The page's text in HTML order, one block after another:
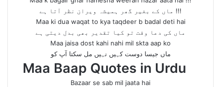
ماں کے بغیر گھر ہمیشہ ویران نظر آتا ہے !!!
Maa ki dua waqat to kya taqdeer b badal deti hai
ماں کی دعا وقت تو کیا تقدیر بھی بدل دیتی ہے
Maa jaisa dost kahi nahi mil skta aap ko
ماں جیسا دوست کہیں نہیں مل سکتا آپ کو
Maa Baap Quotes in Urdu
Bazaar se sab mil jaata hai